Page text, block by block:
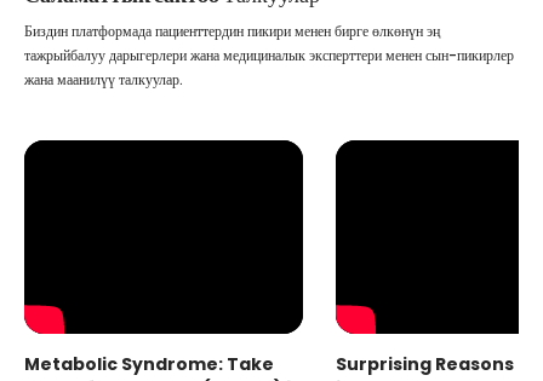
Биздин платформада пациенттердин пикири менен бирге өлкөнүн эң
тажрыйбалуу дарыгерлери жана медициналык эксперттери менен сын-пикирлер
жана маанилүү талкуулар.
Metabolic Syndrome: Take
Surprising Reasons